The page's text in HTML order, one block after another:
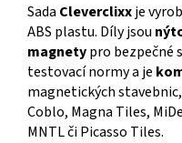
Sada Cleverclixxje
ABS plastu. Díly jsou
magnetypro bezpečné
testovací normy a je
magnetických
Coblo, Magna Tiles,
MNTL či Picasso Tiles.